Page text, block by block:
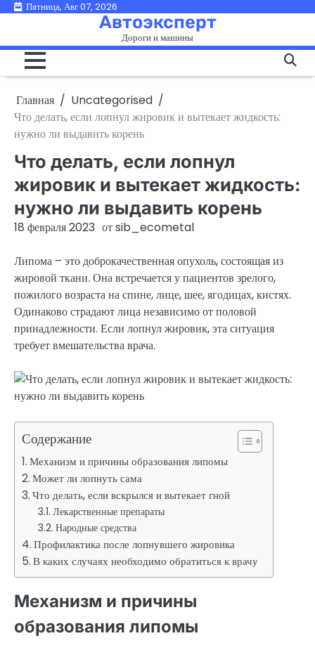
ПерейтиПятница, Авг 07, 2026
Автоэксперт
Дороги и машины
Главная
Uncategorised
Что делать, если лопнул жировик и вытекает жидкость:
нужно ли выдавить корень
Что делать, если лопнул
жировик и вытекает жидкость:
нужно ли выдавить корень
18 февраля 2023 отsib_ecometal
Липома – это доброкачественная опухоль, состоящая из
жировой ткани. Она встречается у пациентов зрелого,
пожилого возраста на спине, лице, шее, ягодицах, кистях.
Одинаково страдают лица независимо от половой
принадлежности. Если лопнул жировик, эта ситуация
требует вмешательства врача.
Содержание
Механизм и причины образования липомы
Может ли лопнуть сама
Что делать, если вскрылся и вытекает гной
Лекарственные препараты
Народные средства
Профилактика после лопнувшего жировика
В каких случаях необходимо обратиться к врачу
Механизм и причины
образования липомы